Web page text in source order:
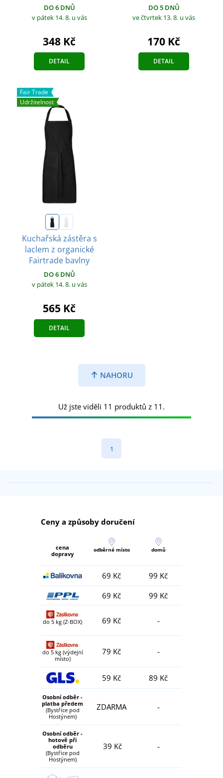
DO 6 DNŮ
v pátek 14. 8. u vás
348 Kč
DETAIL
DO 5 DNŮ
ve čtvrtek 13. 8. u vás
170 Kč
DETAIL
Fair Trade
Udržitelnost
Kuchařská zástěra s
laclem z organické
Fairtrade bavlny
DO 6 DNŮ
v pátek 14. 8. u vás
565 Kč
DETAIL
NAHORU
Už jste viděli 11 produktů z 11.
1
Ceny a způsoby doručení
cena
dopravy
odběrné místo domů
69 Kč
99 Kč
69 Kč
99 Kč
do 5 kg (Z-BOX) 69 Kč -
do 5 kg (výdejní
místo)
79 Kč -
59 Kč 89 Kč
Osobní odběr -
platba předem
(Bystřice pod
Hostýnem)
ZDARMA -
Osobní odběr -
hotově při
odběru
(Bystřice pod
Hostýnem)
39 Kč -